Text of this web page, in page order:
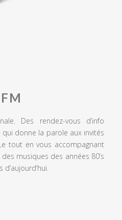
Des rendez-vous d’info
donne la parole aux invités
tout en vous accompagnant
musiques des années 80’s